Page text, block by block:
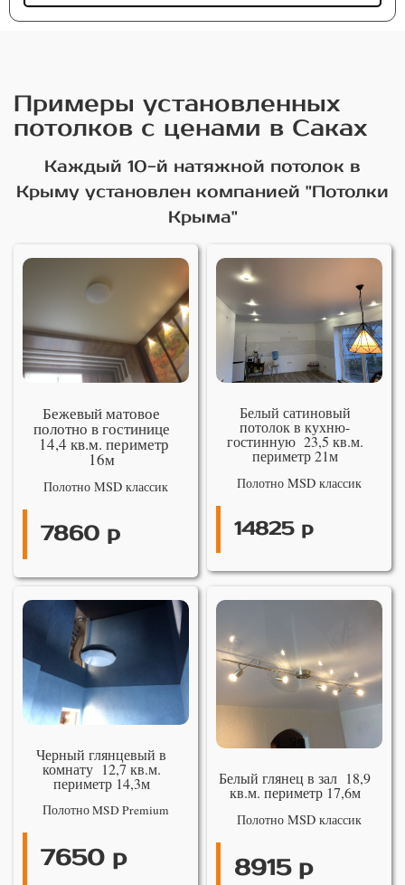
Примеры установленных
потолков с ценами в Саках
Каждый 10-й натяжной потолок в
Крыму установлен компанией "Потолки
Крыма"
Бежевый матовое
полотно в гостинице
14,4 кв.м. периметр
16м
Полотно MSD классик
7860 р
Белый сатиновый
потолок в кухню-
гостинную 23,5 кв.м.
периметр 21м
Полотно MSD классик
14825 р
Черный глянцевый в
комнату 12,7 кв.м.
периметр 14,3м
Полотно MSD Premium
7650 р
Белый глянец в зал 18,9
кв.м. периметр 17,6м
Полотно MSD классик
8915 р